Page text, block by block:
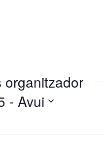
organitzador
- Avui